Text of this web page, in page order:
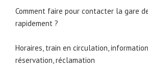
Comment faire pour contacter la gare
rapidement ?
Horaires, train en circulation,
réservation, réclamation